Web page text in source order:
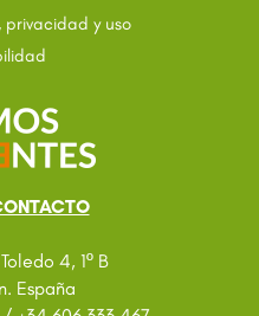
privacidad y uso
4, 1º B
España